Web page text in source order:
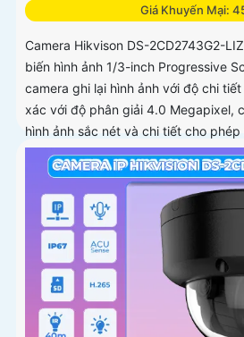
Giá Khuyến Mại:
Camera Hikvison DS-2CD2743G2-
biến hình ảnh 1/3-inch Progressive
camera ghi lại hình ảnh với độ chi
xác với độ phân giải 4.0 Megapixel,
hình ảnh sắc nét và chi tiết cho
một cách chính xác